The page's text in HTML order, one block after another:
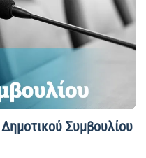
Συμβουλίου